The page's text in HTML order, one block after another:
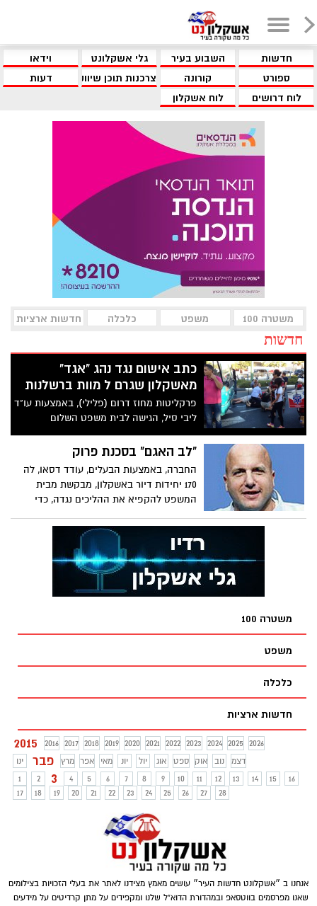
חדשות השבוע בעיר גלי אשקלונט
וידאו
ספורט
קורונה צרכנות תוכן שיווקי
דעות
לוח דרושים
לוח אשקלון
משטרה 100 משפט כלכלה חדשות ארציות
חדשות
כתב אישום נגד נהג "אגד"
מאשקלון שגרם ל מוות ברשלנות
פרקליטות מחוז דרום (פלילי), באמצעות עו"ד
ליבי סיל, הגישה לבית משפט השלום
לתעבורה באשדוד כתב אישום נגד נהג "אגד",
עמוס ברנס, בגין גרם מוות ברשלנות של הולך
שארעה לפני כ-4 חודשים באשקלון, עת חצו
המנוח יחד עם אשתו את הכביש במעבר חציה
"לב האגם" בסכנת פרוק
החברה, באמצעות הבעלים, עודד דסאו, לה
170 יחידות דיור באשקלון, מבקשת מבית
המשפט להקפיא את ההליכים נגדה, כדי
משטרה 100
משפט
כלכלה
חדשות ארציות
2015 2016 2017 2018 2019 2020 2021 2022 2023 2024 2025
2026
ינו
פבר מרץ אפר מאי יונ יול אוג ספט אוק נוב
דצמ
1
2 3 4 5 6 7 8 9 10 11 12 13 14 15
16
17
18 19 20 21 22 23 24 25 26 27 28
אנחנו ב ״אשקלונט חדשות העיר״ עושים מאמץ מצידנו לאתר את בעלי הזכויות בצילומים
שאנו מפרסמים בווטסאפ ובמהדורת הדוא"ל שלנו ומקפידים על מתן קרדיטים על מידעים